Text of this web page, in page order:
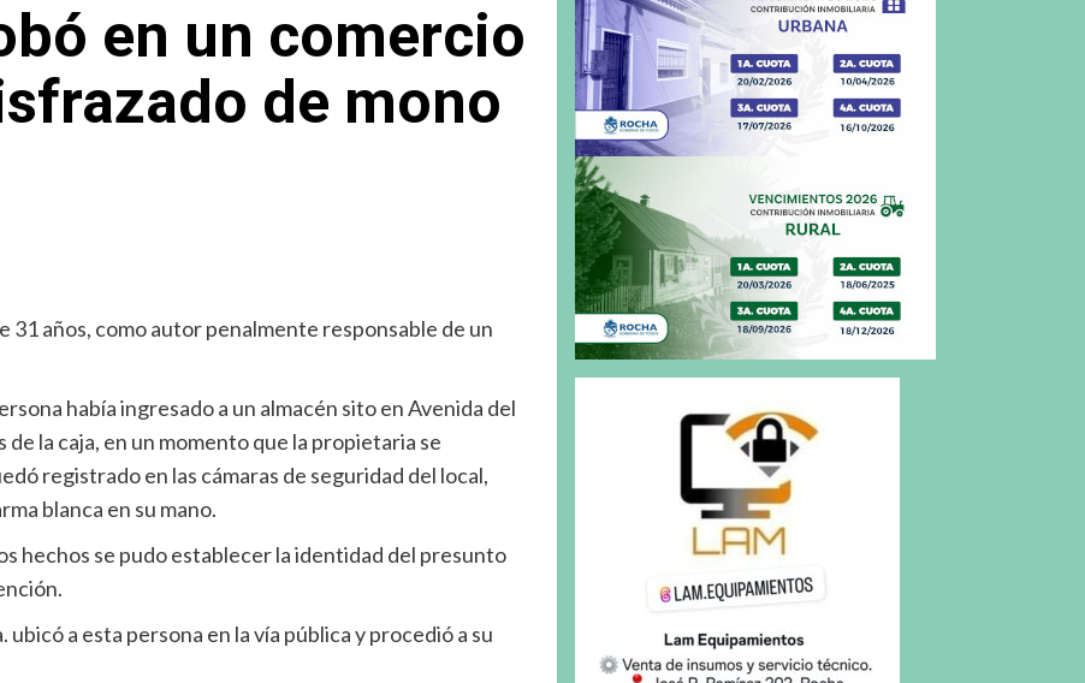
en un comercio
de mono
31 años, como autor penalmente responsable de un
había ingresado a un almacén sito en Avenida del
la caja, en un momento que la propietaria se
registrado en las cámaras de seguridad del local,
blanca en su mano.
hechos se pudo establecer la identidad del presunto
a esta persona en la vía pública y procedió a su